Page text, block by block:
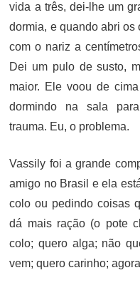
vida a três, dei-lhe um
dormia, e quando abri os
com o nariz a
Dei um pulo de susto,
maior. Ele voou de
dormindo na sala
trauma. Eu, o problema.
Vassily foi a grande
amigo no Brasil e ela
colo ou pedindo coisas
dá mais ração (o pote
colo; quero alga; não
vem; quero carinho;